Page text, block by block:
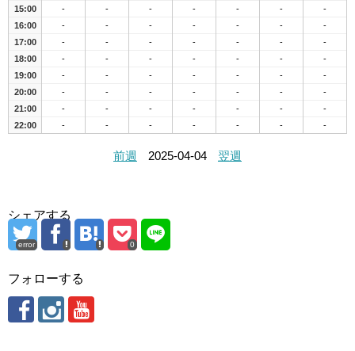
15:00
- - - - - -
-
16:00
- - - - - -
-
17:00
- - - - - -
-
18:00
- - - - - -
-
19:00
- - - - - -
-
20:00
- - - - - -
-
21:00
- - - - - -
-
22:00
- - - - - - -
前週 2025-04-04 翌週
シェアする
error 0
フォローする